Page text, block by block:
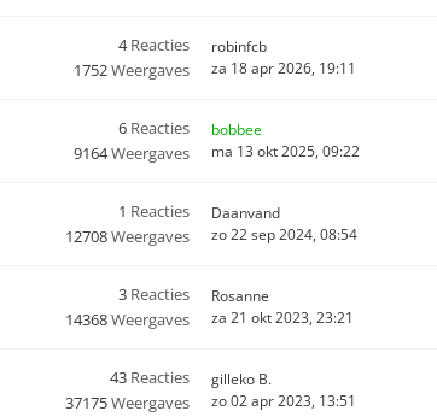
4Reacties
1752Weergaves
robinfcb
za 18 apr 2026, 19:11
6 Reacties
9164Weergaves
bobbee
ma 13 okt 2025, 09:22
1 Reacties
12708Weergaves
Daanvand
zo 22 sep 2024, 08:54
3 Reacties
14368Weergaves
Rosanne
za 21 okt 2023, 23:21
43 Reacties
37175Weergaves
gilleko B.
zo 02 apr 2023, 13:51